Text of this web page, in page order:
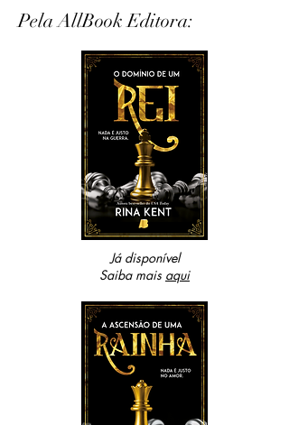
Pela AllBook Editora:
Já disponível
Saiba mais aqui